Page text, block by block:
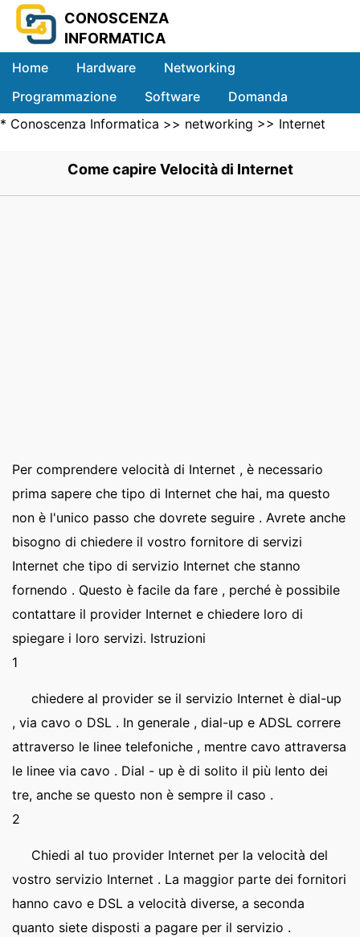
CONOSCENZA
INFORMATICA
Home Hardware
Networking
Programmazione
Software
Domanda
Sistemi
* Conoscenza Informatica >> networking >> Internet
Come capire Velocità di Internet
Per comprendere velocità di Internet , è necessario
prima sapere che tipo di Internet che hai, ma questo
non è l'unico passo che dovrete seguire . Avrete anche
bisogno di chiedere il vostro fornitore di servizi
Internet che tipo di servizio Internet che stanno
fornendo . Questo è facile da fare , perché è possibile
contattare il provider Internet e chiedere loro di
spiegare i loro servizi. Istruzioni
1
chiedere al provider se il servizio Internet è dial-up
, via cavo o DSL . In generale , dial-up e ADSL correre
attraverso le linee telefoniche , mentre cavo attraversa
le linee via cavo . Dial - up è di solito il più lento dei
tre, anche se questo non è sempre il caso .
2
Chiedi al tuo provider Internet per la velocità del
vostro servizio Internet . La maggior parte dei fornitori
hanno cavo e DSL a velocità diverse, a seconda
quanto siete disposti a pagare per il servizio .